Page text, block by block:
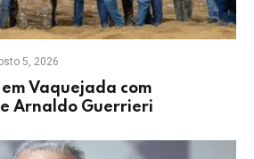
5, 2026
Vaquejada com
Arnaldo Guerrieri